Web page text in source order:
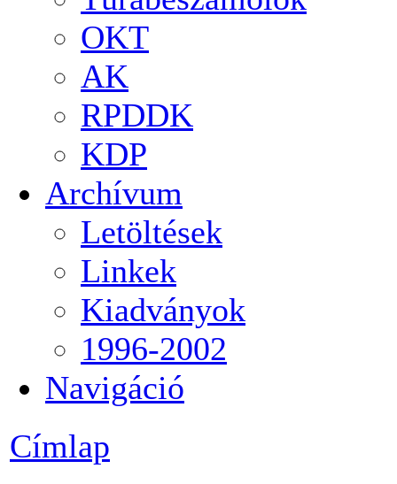
OKT
AK
RPDDK
KDP
Archívum
Letöltések
Linkek
Kiadványok
1996-2002
Navigáció
Címlap